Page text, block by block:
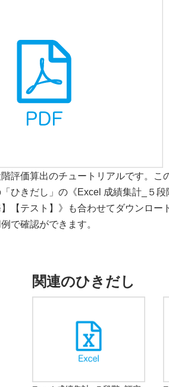
評価算出のチュートリアルです。こ
ひきだし」の《Excel 成績集計_５段
【テスト】》も合わせてダウンロー
で確認ができます。
関連のひきだし